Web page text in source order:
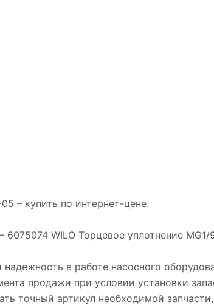
– купить по интeрнeт-цене.
WILO Торцевое уплотнение MG1/
в работе насосного
продажи при условии установки
точный артикул необходимой